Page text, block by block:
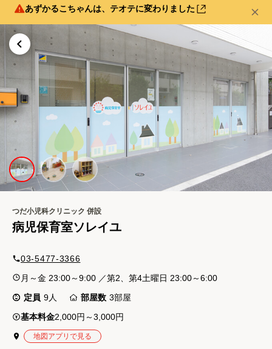
あずかるこちゃんは、テオテに変わりました
つだ小児科クリニック 併設
病児保育室ソレイユ
03-5477-3366
月～金 23:00～9:00 ／第2、第4土曜日 23:00～6:00
定員 9人 部屋数 3部屋
基本料金2,000円～3,000円
地図アプリで見る